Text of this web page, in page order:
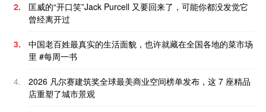
2.
匡威的“开口笑”Jack Purcell 又要回来了，可能你都没发觉它
曾经离开过
3.
中国老百姓最真实的生活面貌，也许就藏在全国各地的菜市场
里 #每周一书
4.
2026 凡尔赛建筑奖全球最美商业空间榜单发布，这 7 座精品
店重塑了城市景观